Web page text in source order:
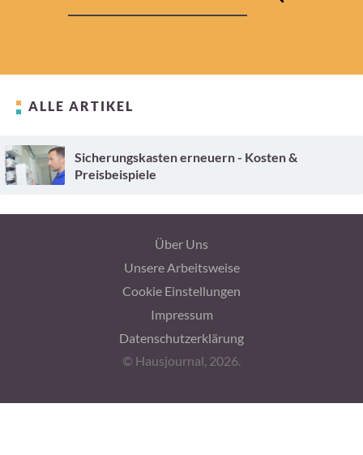
ALLE ARTIKEL
Sicherungskasten erneuern - Kosten &
Preisbeispiele
Über Uns
Unsere Arbeitsweise
Cookie Einstellungen
Impressum
Datenschutzerklärung
© Hausjournal, 2026.